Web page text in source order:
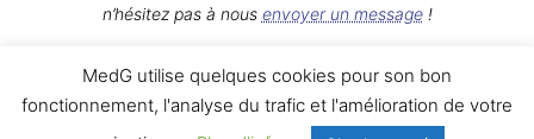
n’hésitez pas à nous envoyer un message!
Qui sommes-nous ?|Mentions légales|Contact
MedG utilise quelques cookies pour son bon
fonctionnement, l'analyse du trafic et l'amélioration de votre